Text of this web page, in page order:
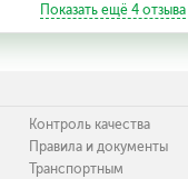
Показать ещё 4отзыва
Контроль качества
Правила и документы
Транспортным